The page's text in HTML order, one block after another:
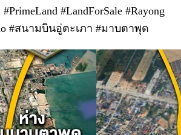
#LandForSale #Rayong
#สนามบินอู่ตะเภา #มาบตาพุด